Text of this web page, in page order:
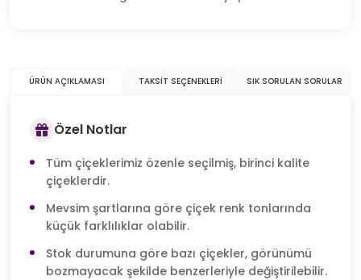
ÜRÜN AÇIKLAMASI TAKSIT SEÇENEKLERI SIK SORULAN SORULAR
Özel Notlar
Tüm çiçeklerimiz özenle seçilmiş, birinci kalite
çiçeklerdir.
Mevsim şartlarına göre çiçek renk tonlarında
küçük farklılıklar olabilir.
Stok durumuna göre bazı çiçekler, görünümü
bozmayacak şekilde benzerleriyle değiştirilebilir.